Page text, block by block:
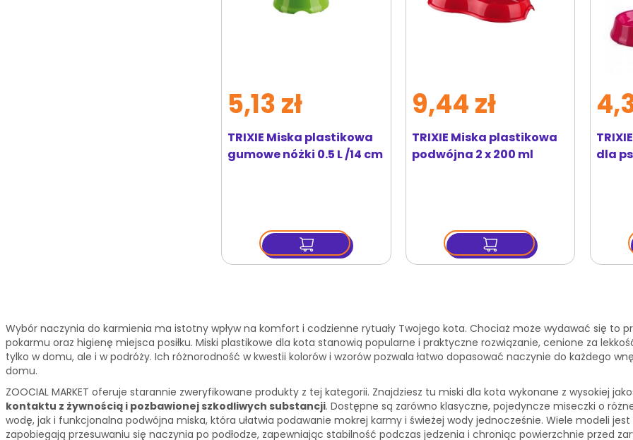
TRIXIE Miska plastikowa
gumowe nóżki 0.5 L /14 cm
5,13 zł
TRIXIE Miska plastikowa
podwójna 2 x 200 ml
9,44 zł
dla
Wybór naczynia do karmienia ma istotny wpływ na komfort i codzienne rytuały Twojego kota. Chociaż może wydawać się to
pokarmu oraz higienę miejsca posiłku. Miski plastikowe dla kota stanowią popularne i praktyczne rozwiązanie, cenione za
tylko w domu, ale i w podróży. Ich różnorodność w kwestii kolorów i wzorów pozwala łatwo dopasować naczynie do każdego
domu.
ZOOCIAL MARKET oferuje starannie zweryfikowane produkty z tej kategorii. Znajdziesz tu miski dla kota wykonane z wysokiej
kontaktu z żywnością i pozbawionej szkodliwych substancji. Dostępne są zarówno klasyczne, pojedyncze miseczki o
wodę, jak i funkcjonalna podwójna miska, która ułatwia podawanie mokrej karmy i świeżej wody jednocześnie. Wiele modeli
zapobiegają przesuwaniu się naczynia po podłodze, zapewniając stabilność podczas jedzenia i chroniąc powierzchnie przed